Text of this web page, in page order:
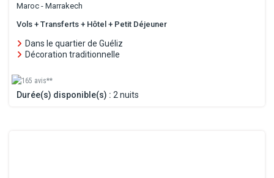
Maroc - Marrakech
Vols + Transferts + Hôtel + Petit Déjeuner
Dans le quartier de Guéliz
Décoration traditionnelle
165 avis**
Durée(s) disponible(s) : 2 nuits